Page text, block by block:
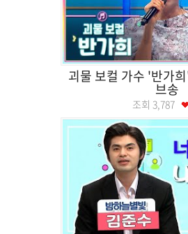
괴물 보컬 가수 '반가
브송
조회 3,787